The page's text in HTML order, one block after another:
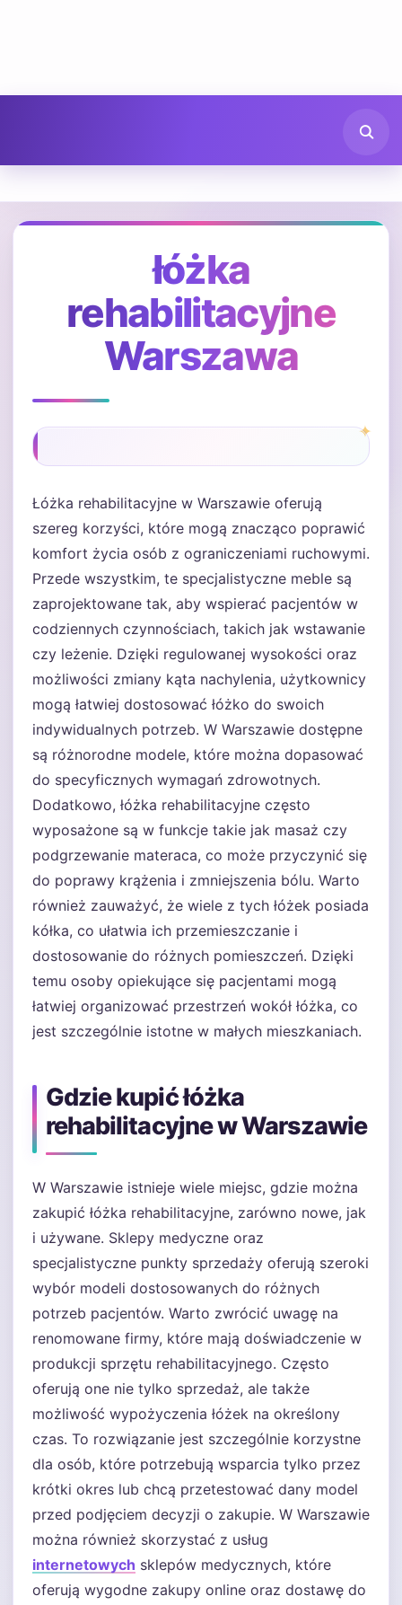
łóżka
rehabilitacyjne
Warszawa
Łóżka rehabilitacyjne w Warszawie oferują
szereg korzyści, które mogą znacząco poprawić
komfort życia osób z ograniczeniami ruchowymi.
Przede wszystkim, te specjalistyczne meble są
zaprojektowane tak, aby wspierać pacjentów w
codziennych czynnościach, takich jak wstawanie
czy leżenie. Dzięki regulowanej wysokości oraz
możliwości zmiany kąta nachylenia, użytkownicy
mogą łatwiej dostosować łóżko do swoich
indywidualnych potrzeb. W Warszawie dostępne
są różnorodne modele, które można dopasować
do specyficznych wymagań zdrowotnych.
Dodatkowo, łóżka rehabilitacyjne często
wyposażone są w funkcje takie jak masaż czy
podgrzewanie materaca, co może przyczynić się
do poprawy krążenia i zmniejszenia bólu. Warto
również zauważyć, że wiele z tych łóżek posiada
kółka, co ułatwia ich przemieszczanie i
dostosowanie do różnych pomieszczeń. Dzięki
temu osoby opiekujące się pacjentami mogą
łatwiej organizować przestrzeń wokół łóżka, co
jest szczególnie istotne w małych mieszkaniach.
Gdzie kupić łóżka
rehabilitacyjne w Warszawie
W Warszawie istnieje wiele miejsc, gdzie można
zakupić łóżka rehabilitacyjne, zarówno nowe, jak
i używane. Sklepy medyczne oraz
specjalistyczne punkty sprzedaży oferują szeroki
wybór modeli dostosowanych do różnych
potrzeb pacjentów. Warto zwrócić uwagę na
renomowane firmy, które mają doświadczenie w
produkcji sprzętu rehabilitacyjnego. Często
oferują one nie tylko sprzedaż, ale także
możliwość wypożyczenia łóżek na określony
czas. To rozwiązanie jest szczególnie korzystne
dla osób, które potrzebują wsparcia tylko przez
krótki okres lub chcą przetestować dany model
przed podjęciem decyzji o zakupie. W Warszawie
można również skorzystać z usług
internetowych sklepów medycznych, które
oferują wygodne zakupy online oraz dostawę do